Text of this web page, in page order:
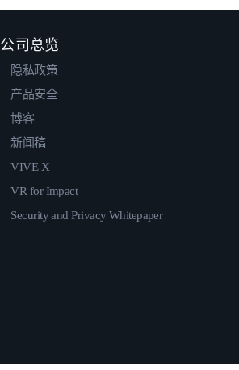
公司总览
隐私政策
产品安全
博客
新闻稿
VIVE X
VR for Impact
Security and Privacy Whitepaper